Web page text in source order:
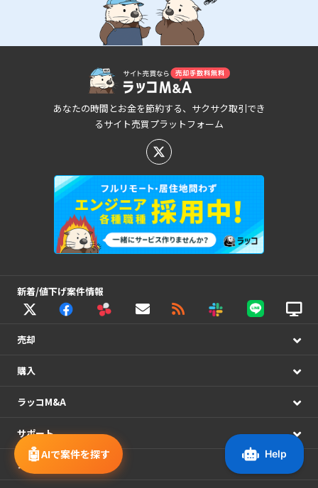
🤖AIで案件を探す
あなたの時間とお金を節約する、サクサク取引でき
るサイト売買プラットフォーム
新着/値下げ案件情報
売却
購入
ラッコM&A
サポート
システム連携